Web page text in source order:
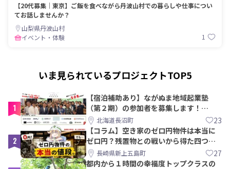
【20代募集｜東京】ご飯を食べながら丹波山村での暮らしや仕事につい
てお話しませんか？
山梨県丹波山村
イベント・体験
1
いま見られているプロジェクトTOP5
1
【宿泊補助あり】ながぬま地域起業塾
（第２期）の参加者を募集します！
【8/21〆】
北海道長沼町 23
2
【コラム】空き家のゼロ円物件は本当に
ゼロ円？残置物との戦いから得た四つの
教訓｜新上五島町
長崎県新上五島町 27
都内から１時間の幸福度トップクラスの